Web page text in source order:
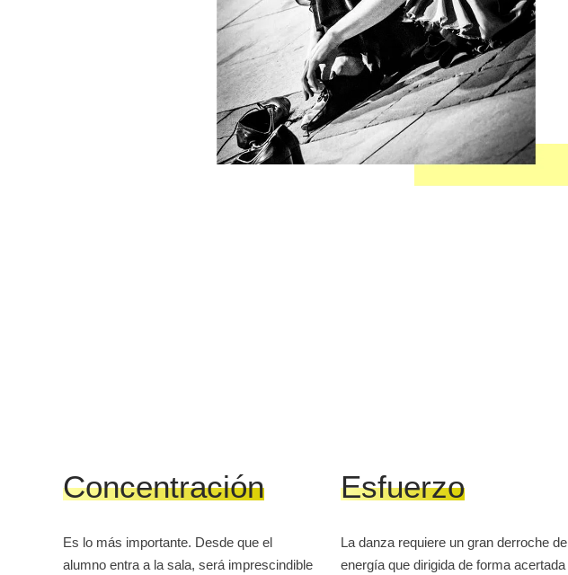
Concentración
Es lo más importante. Desde que el
alumno entra a la sala, será imprescindible
Esfuerzo
La danza requiere un gran derroche de
energía que dirigida de forma acertada